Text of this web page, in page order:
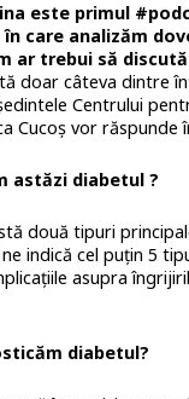
este primul
în care analizăm
ar trebui să
doar câteva dintre
Centrului
Cucoș vor răspunde
astăzi diabetul ?
două tipuri
indică cel puțin 5
asupra
diabetul?